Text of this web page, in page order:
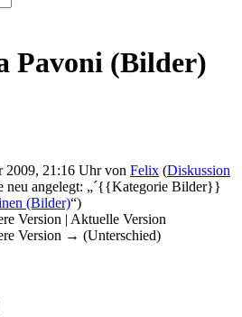
Pavoni (Bilder)
2009, 21:16 Uhr von Felix (Diskussion
neu angelegt: „´{{Kategorie Bilder}}
(Bilder)“)
Version | Aktuelle Version
Version → (Unterschied)